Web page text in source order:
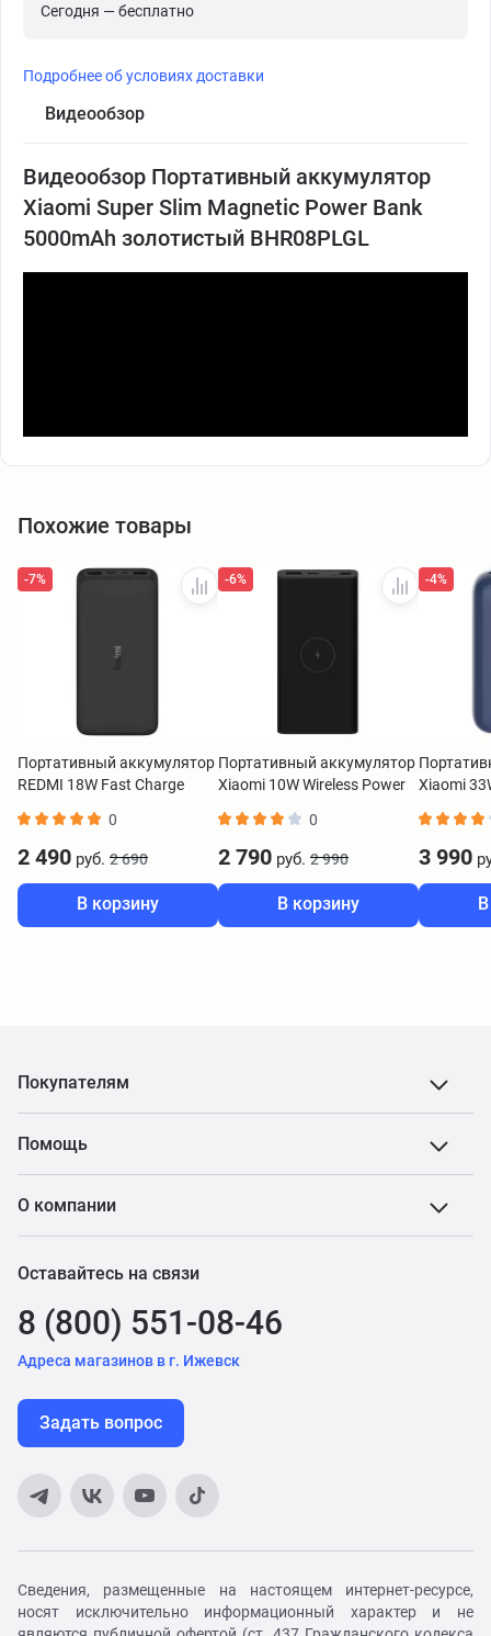
Сегодня — бесплатно
Подробнее об условиях доставки
Видеообзор
Видеообзор Портативный аккумулятор
Xiaomi Super Slim Magnetic Power Bank
5000mAh золотистый BHR08PLGL
Похожие товары
-7%
Портативный аккумулятор
REDMI 18W Fast Charge
черный VXN4304GL
0
2 490 руб. 2 690
В корзину
-6%
Портативный аккумулятор
Xiaomi 10W Wireless Power
BHR5460GL 0
2 790 руб. 2 990
В корзину
-4%
Xiaomi
синий
3 990
Покупателям
Помощь
О компании
Оставайтесь на связи
8 (800) 551-08-46
Адреса магазинов в г. Ижевск
Задать вопрос
Сведения, размещенные на настоящем интернет-ресурсе,
носят исключительно информационный характер и не